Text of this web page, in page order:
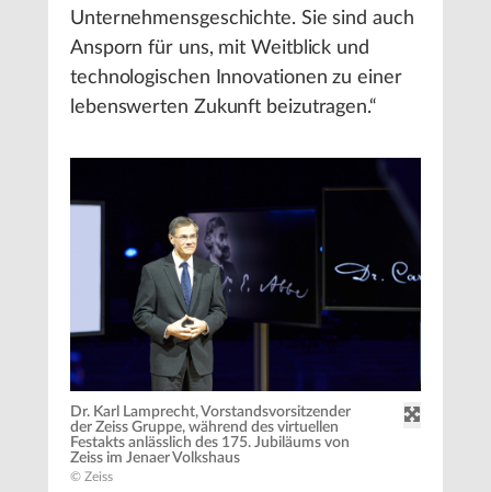
Unternehmensgeschichte. Sie sind auch
Ansporn für uns, mit Weitblick und
technologischen Innovationen zu einer
lebenswerten Zukunft beizutragen.“
Dr. Karl Lamprecht, Vorstandsvorsitzender
der Zeiss Gruppe, während des virtuellen
Festakts anlässlich des 175. Jubiläums von
Zeiss im Jenaer Volkshaus
© Zeiss